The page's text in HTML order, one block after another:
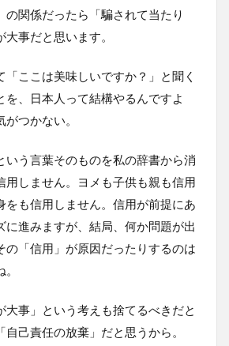
の関係だったら「騙されて当たり
事だと思います。
「ここは美味しいですか？」と聞く
を、日本人って結構やるんですよ
つかない。
いう言葉そのものを私の辞書から消
用しません。ヨメも子供も親も信用
をも信用しません。信用が前提にあ
に進みますが、結局、何か問題が出
の「信用」が原因だったりするのは
大事」という考えも捨てるべきだと
己責任の放棄」だと思うから。